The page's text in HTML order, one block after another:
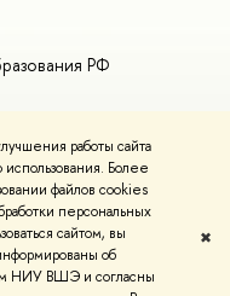
работы сайта
Более
файлов cookies
персональных
сайтом, вы
об
НИУ ВШЭ и согласны
✖
РФ
Условия